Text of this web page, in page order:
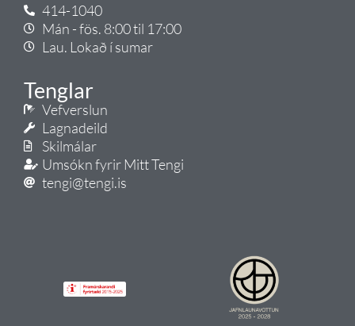
414-1040
Mán - fös. 8:00 til 17:00
Lau. Lokað í sumar
Tenglar
Vefverslun
Lagnadeild
Skilmálar
Umsókn fyrir Mitt Tengi
tengi@tengi.is